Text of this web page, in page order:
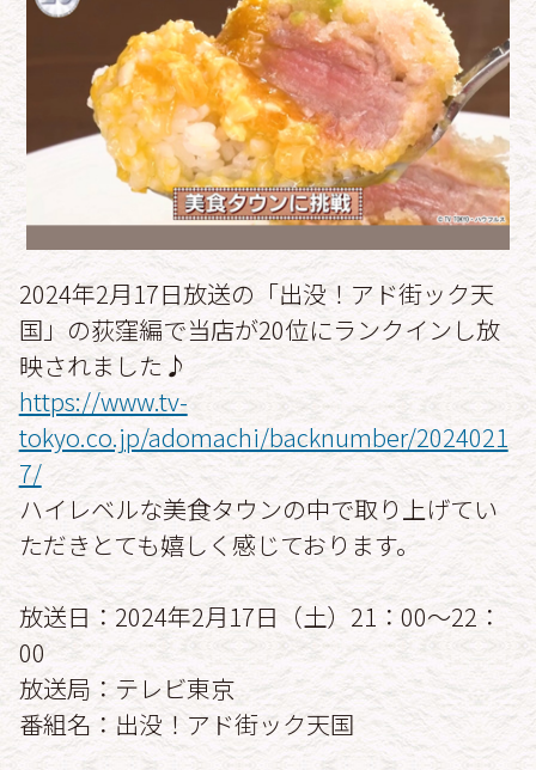
2024年2月17日放送の「出没！アド街ック天
国」の荻窪編で当店が20位にランクインし放
映されました♪
https://www.tv-
tokyo.co.jp/adomachi/backnumber/2024021
7/
ハイレベルな美食タウンの中で取り上げてい
ただきとても嬉しく感じております。
放送日：2024年2月17日（土）21：00～22：
00
放送局：テレビ東京
番組名：出没！アド街ック天国